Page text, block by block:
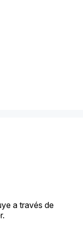
a través de